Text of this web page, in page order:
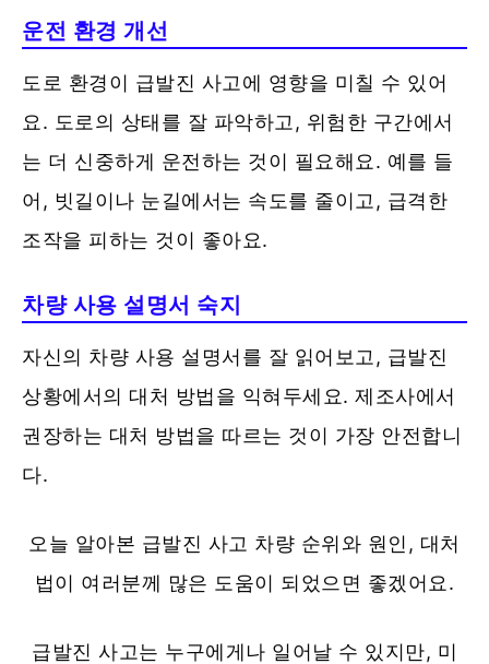
운전 환경 개선
도로 환경이 급발진 사고에 영향을 미칠 수 있어
요. 도로의 상태를 잘 파악하고, 위험한 구간에서
는 더 신중하게 운전하는 것이 필요해요. 예를 들
어, 빗길이나 눈길에서는 속도를 줄이고, 급격한
조작을 피하는 것이 좋아요.
차량 사용 설명서 숙지
자신의 차량 사용 설명서를 잘 읽어보고, 급발진
상황에서의 대처 방법을 익혀두세요. 제조사에서
권장하는 대처 방법을 따르는 것이 가장 안전합니
다.
오늘 알아본 급발진 사고 차량 순위와 원인, 대처
법이 여러분께 많은 도움이 되었으면 좋겠어요.
급발진 사고는 누구에게나 일어날 수 있지만, 미